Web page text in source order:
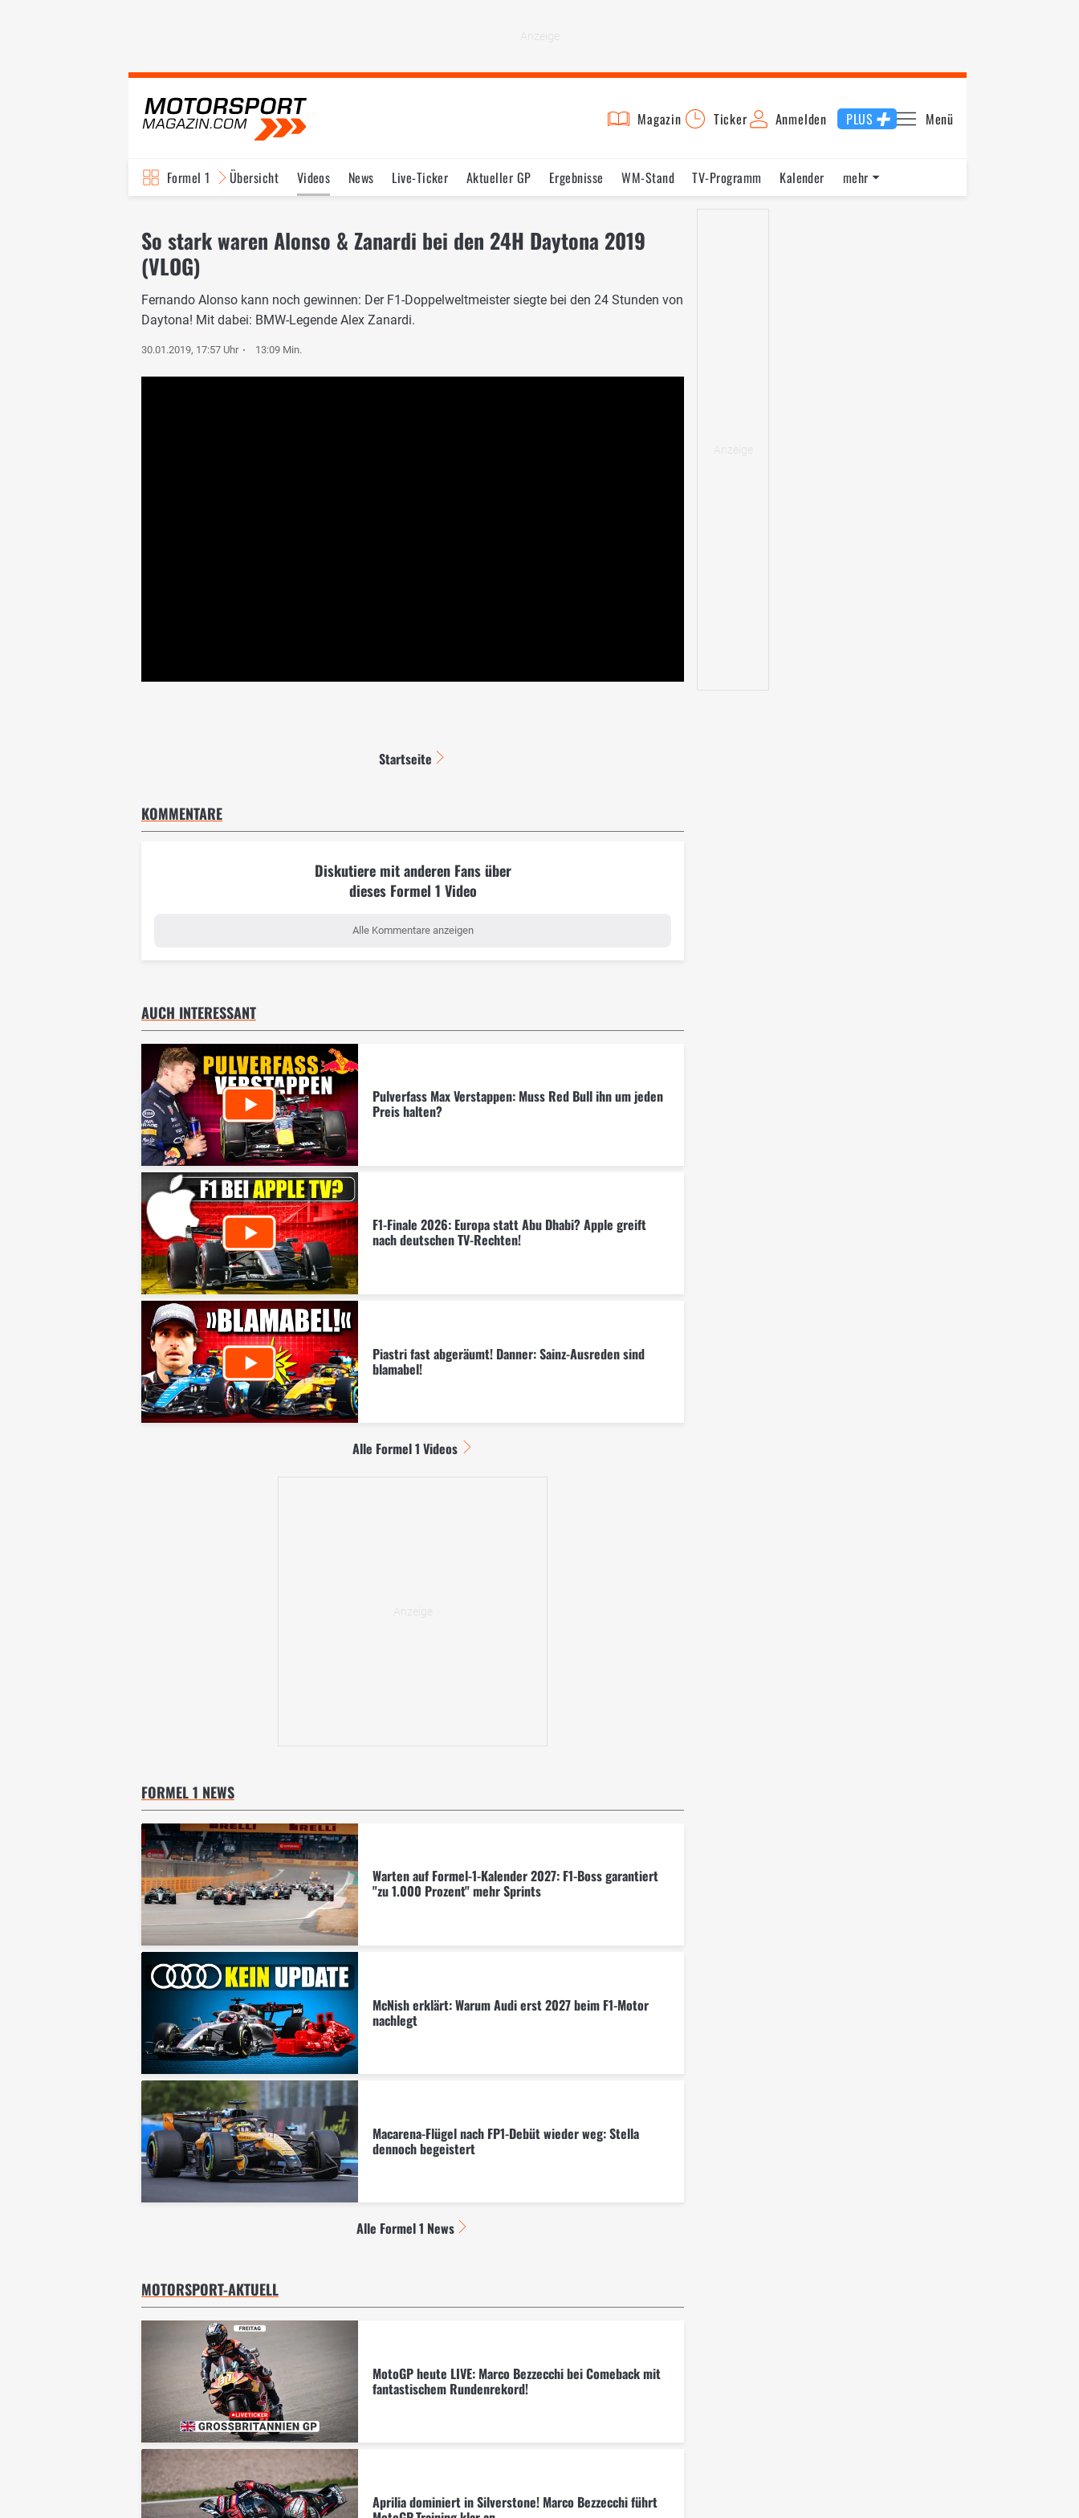
Magazin Ticker Anmelden PLUS Menü
Formel 1 Übersicht Videos News Live-Ticker Aktueller GP Ergebnisse WM-Stand TV-Programm
Kalender
mehr
So stark waren Alonso & Zanardi bei den 24H Daytona 2019
(VLOG)
Fernando Alonso kann noch gewinnen: Der F1-Doppelweltmeister siegte bei den 24 Stunden von
Daytona! Mit dabei: BMW-Legende Alex Zanardi.
30.01.2019, 17:57 Uhr 13:09 Min.
Startseite
KOMMENTARE
Diskutiere mit anderen Fans über
dieses Formel 1 Video
Alle Kommentare anzeigen
AUCH INTERESSANT
Pulverfass Max Verstappen: Muss Red Bull ihn um jeden
Preis halten?
F1-Finale 2026: Europa statt Abu Dhabi? Apple greift
nach deutschen TV-Rechten!
Piastri fast abgeräumt! Danner: Sainz-Ausreden sind
blamabel!
Alle Formel 1 Videos
FORMEL 1 NEWS
Warten auf Formel-1-Kalender 2027: F1-Boss garantiert
"zu 1.000 Prozent" mehr Sprints
McNish erklärt: Warum Audi erst 2027 beim F1-Motor
nachlegt
Macarena-Flügel nach FP1-Debüt wieder weg: Stella
dennoch begeistert
Alle Formel 1 News
MOTORSPORT-AKTUELL
MotoGP heute LIVE: Marco Bezzecchi bei Comeback mit
fantastischem Rundenrekord!
Aprilia dominiert in Silverstone! Marco Bezzecchi führt